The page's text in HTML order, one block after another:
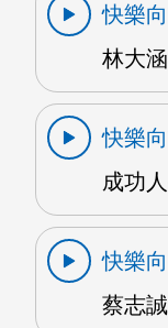
快樂
林大
快樂
成功
快樂
蔡志